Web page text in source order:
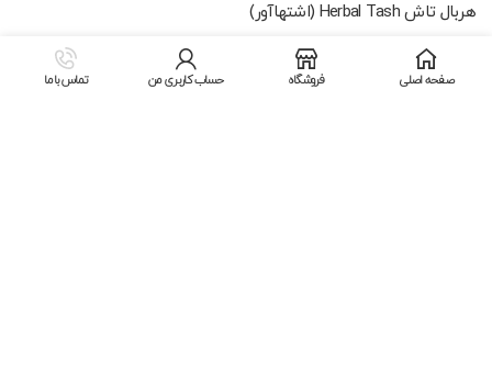
هربال تاش Herbal Tash (اشتهاآور)
لالوبای LULLABY IN
کامی کام CAMI CALM
صفحه اصلی فروشگاه حساب کاربری من تماس با ما